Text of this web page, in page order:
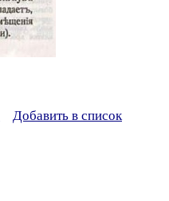
Добавить в список